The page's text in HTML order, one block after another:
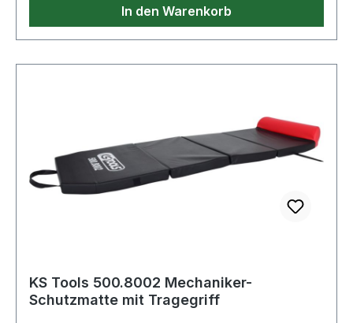
In den Warenkorb
KS Tools 500.8002 Mechaniker-
Schutzmatte mit Tragegriff